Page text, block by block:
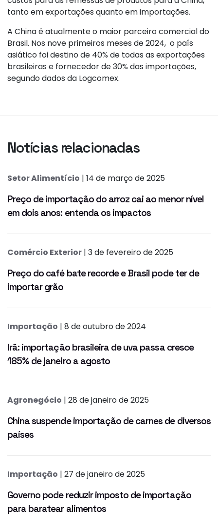
tanto em exportações quanto em importações.
A China é atualmente o maior parceiro comercial do
Brasil. Nos nove primeiros meses de 2024, o país
asiático foi destino de 40% de todas as exportações
brasileiras e fornecedor de 30% das importações,
segundo dados da Logcomex.
Notícias relacionadas
Setor Alimentício | 14 de março de 2025
Preço de importação do arroz cai ao menor nível
em dois anos: entenda os impactos
Comércio Exterior | 3 de fevereiro de 2025
Preço do café bate recorde e Brasil pode ter de
importar grão
Importação | 8 de outubro de 2024
Irã: importação brasileira de uva passa cresce
185% de janeiro a agosto
Agronegócio | 28 de janeiro de 2025
China suspende importação de carnes de diversos
países
Importação | 27 de janeiro de 2025
Governo pode reduzir imposto de importação
para baratear alimentos